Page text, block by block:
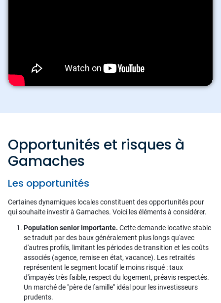
Opportunités et risques à
Gamaches
Les opportunités
Certaines dynamiques locales constituent des opportunités pour
qui souhaite investir à Gamaches. Voici les éléments à considérer.
Population senior importante. Cette demande locative stable
se traduit par des baux généralement plus longs qu'avec
d'autres profils, limitant les périodes de transition et les coûts
associés (agence, remise en état, vacance). Les retraités
représentent le segment locatif le moins risqué : taux
d'impayés très faible, respect du logement, préavis respectés.
Un marché de "père de famille" idéal pour les investisseurs
prudents.